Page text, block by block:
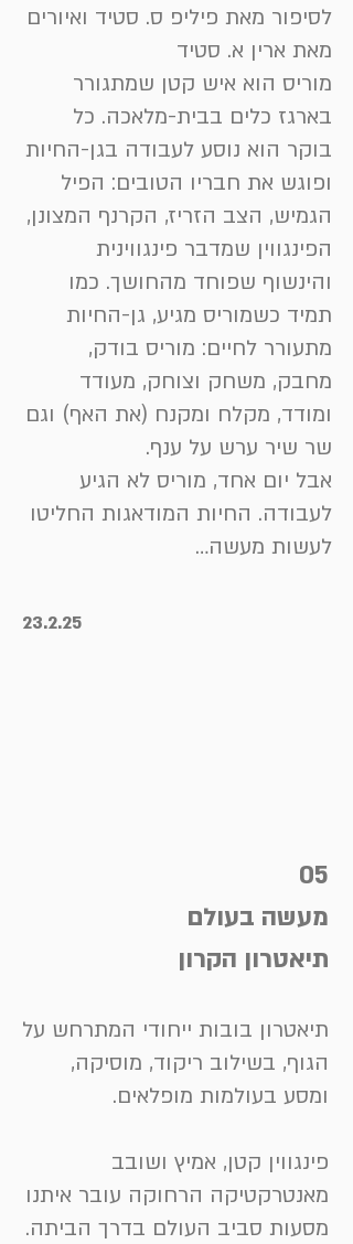
לסיפור מאת פיליפ ס. סטיד ואיורים
מאת ארין א. סטיד
מוריס הוא איש קטן שמתגורר
בארגז כלים בבית-מלאכה. כל
בוקר הוא נוסע לעבודה בגן-החיות
ופוגש את חבריו הטובים: הפיל
הגמיש, הצב הזריז, הקרנף המצונן,
הפינגווין שמדבר פינגווינית
והינשוף שפוחד מהחושך. כמו
תמיד כשמוריס מגיע, גן-החיות
מתעורר לחיים: מוריס בודק,
מחבק, משחק וצוחק, מעודד
ומודד, מקלח ומקנח (את האף) וגם
שר שיר ערש על ענף.
אבל יום אחד, מוריס לא הגיע
לעבודה. החיות המודאגות החליטו
לעשות מעשה…
23.2.25
05
מעשה בעולם
תיאטרון הקרון
תיאטרון בובות ייחודי המתרחש על
הגוף, בשילוב ריקוד, מוסיקה,
ומסע בעולמות מופלאים.
פינגווין קטן, אמיץ ושובב
מאנטרקטיקה הרחוקה עובר איתנו
מסעות סביב העולם בדרך הביתה.